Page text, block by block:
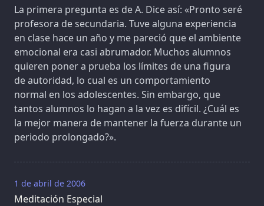
La primera pregunta es de A. Dice así: «Pronto seré
profesora de secundaria. Tuve alguna experiencia
en clase hace un año y me pareció que el ambiente
emocional era casi abrumador. Muchos alumnos
quieren poner a prueba los límites de una figura
de autoridad, lo cual es un comportamiento
normal en los adolescentes. Sin embargo, que
tantos alumnos lo hagan a la vez es difícil. ¿Cuál es
la mejor manera de mantener la fuerza durante un
periodo prolongado?».
1 de abril de 2006
Meditación Especial